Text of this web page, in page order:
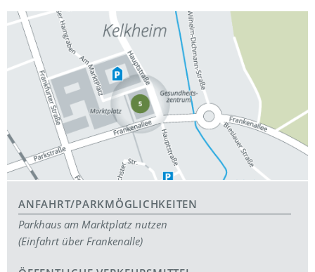
ANFAHRT/PARKMÖGLICHKEITEN
Parkhaus am Marktplatz nutzen
(Einfahrt über Frankenalle)